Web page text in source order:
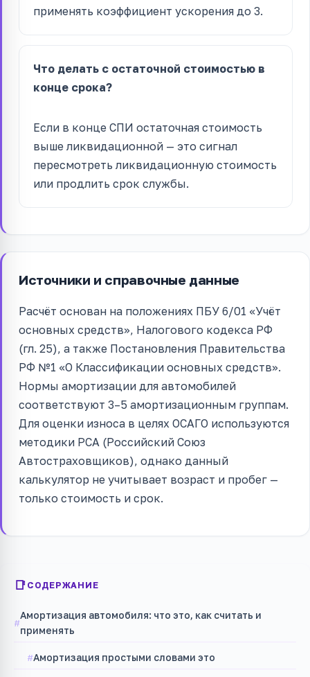
применять коэффициент ускорения до 3.
Что делать с остаточной стоимостью в
конце срока?
Если в конце СПИ остаточная стоимость
выше ликвидационной — это сигнал
пересмотреть ликвидационную стоимость
или продлить срок службы.
Источники и справочные данные
Расчёт основан на положениях ПБУ 6/01 «Учёт
основных средств», Налогового кодекса РФ
(гл. 25), а также Постановления Правительства
РФ №1 «О Классификации основных средств».
Нормы амортизации для автомобилей
соответствуют 3–5 амортизационным группам.
Для оценки износа в целях ОСАГО используются
методики РСА (Российский Союз
Автостраховщиков), однако данный
калькулятор не учитывает возраст и пробег —
только стоимость и срок.
СОДЕРЖАНИЕ
Амортизация автомобиля: что это, как считать и
применять
Амортизация простыми словами это